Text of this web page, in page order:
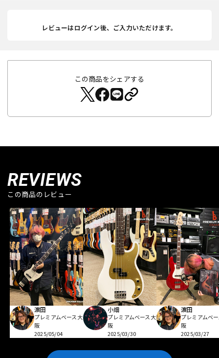
レビューはログイン後、ご入力いただけます。
この商品をシェアする
REVIEWS
この商品のレビュー
濵田
プレミアムベース大
阪
2025/05/04
小畑
プレミアムベース大
阪
2025/03/30
濵田
プレミアムベ
阪
2025/03/27